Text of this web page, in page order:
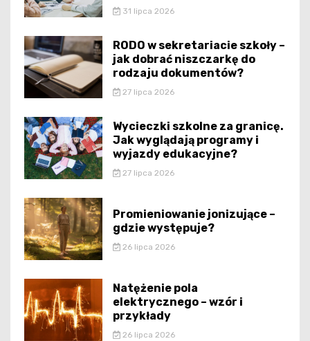
31 lipca 2026
RODO w sekretariacie szkoły –
jak dobrać niszczarkę do
rodzaju dokumentów?
27 lipca 2026
Wycieczki szkolne za granicę.
Jak wyglądają programy i
wyjazdy edukacyjne?
27 lipca 2026
Promieniowanie jonizujące –
gdzie występuje?
26 lipca 2026
Natężenie pola
elektrycznego – wzór i
przykłady
26 lipca 2026